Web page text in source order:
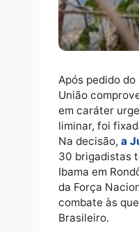
Após pedido
União
em caráter
liminar, foi
Na decisão,